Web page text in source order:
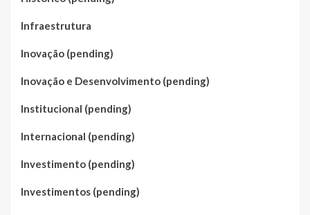
Infraestrutura
Inovação (pending)
Inovação e Desenvolvimento (pending)
Institucional (pending)
Internacional (pending)
Investimento (pending)
Investimentos (pending)